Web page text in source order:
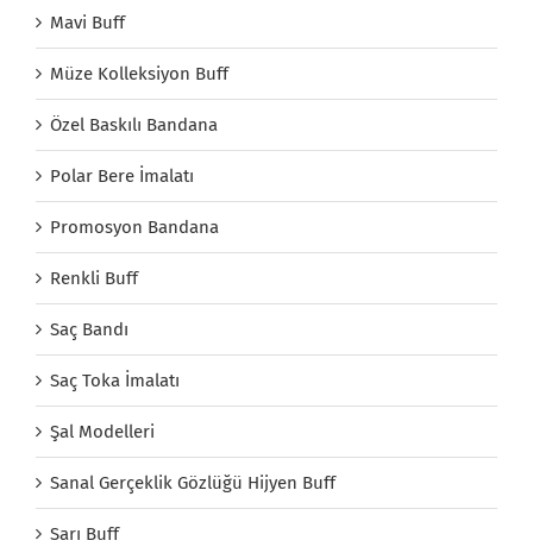
Mavi Buff
Müze Kolleksiyon Buff
Özel Baskılı Bandana
Polar Bere İmalatı
Promosyon Bandana
Renkli Buff
Saç Bandı
Saç Toka İmalatı
Şal Modelleri
Sanal Gerçeklik Gözlüğü Hijyen Buff
Sarı Buff